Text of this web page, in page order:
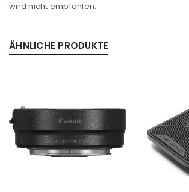
ANMELDEN
Benutzername oder E-Mail-Adresse*
wird nicht empfohlen.
ÄHNLICHE PRODUKTE